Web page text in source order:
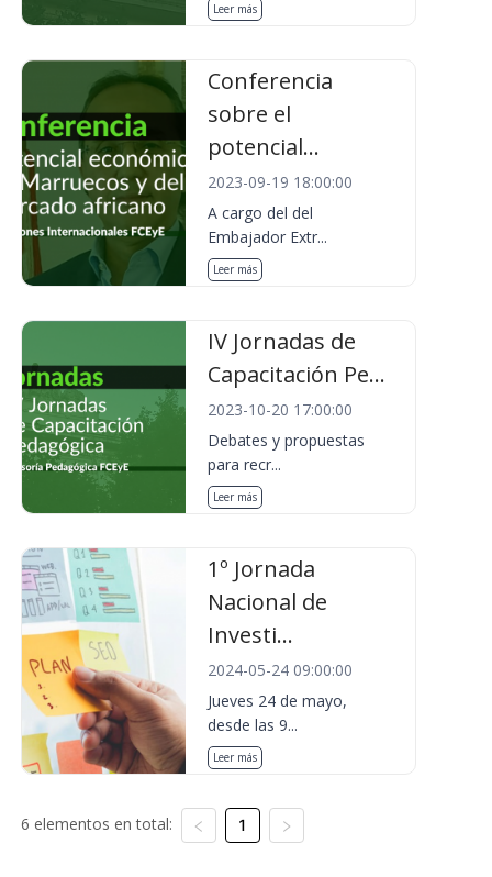
Leer más
Conferencia
sobre el
potencial...
2023-09-19 18:00:00
A cargo del del
Embajador Extr...
Leer más
IV Jornadas de
Capacitación Pe...
2023-10-20 17:00:00
Debates y propuestas
para recr...
Leer más
1º Jornada
Nacional de
Investi...
2024-05-24 09:00:00
Jueves 24 de mayo,
desde las 9...
Leer más
6 elementos en total: 1